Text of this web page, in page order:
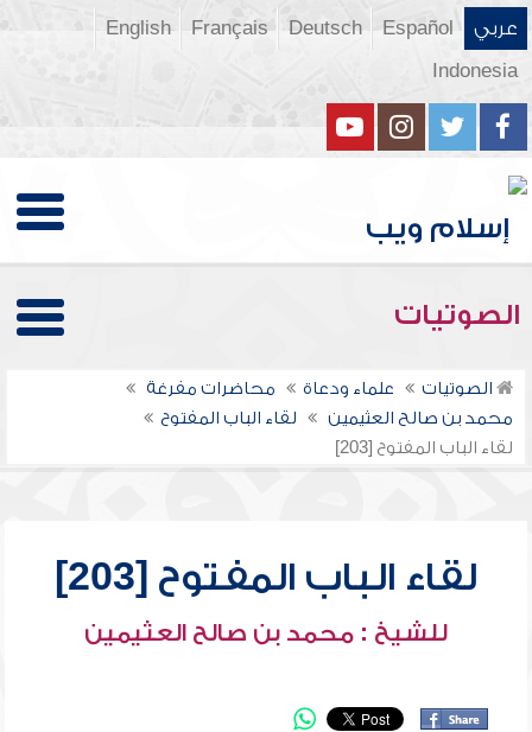
عربي Español
Deutsch
Français
English
Indonesia
الصوتيات
الصوتيات علماء ودعاة
محاضرات مفرغة
محمد بن صالح العثيمين
لقاء الباب المفتوح
لقاء الباب المفتوح [203]
لقاء الباب المفتوح [203]
للشيخ : محمد بن صالح العثيمين